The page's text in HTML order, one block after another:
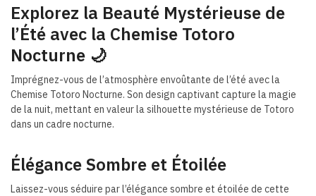
Explorez la Beauté Mystérieuse de
l’Été avec la Chemise Totoro
Nocturne 🌙
Imprégnez-vous de l’atmosphère envoûtante de l’été avec la
Chemise Totoro Nocturne. Son design captivant capture la magie
de la nuit, mettant en valeur la silhouette mystérieuse de Totoro
dans un cadre nocturne.
Élégance Sombre et Étoilée
Laissez-vous séduire par l’élégance sombre et étoilée de cette